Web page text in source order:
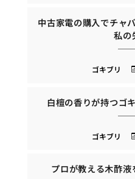
中古家電の購入でチャ
私の
ゴキブリ
白檀の香りが持つゴ
ゴキブリ
プロが教える木酢